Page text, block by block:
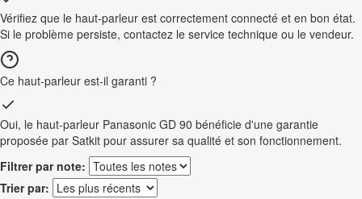
Vérifiez que le haut-parleur est correctement connecté et en bon état.
Si le problème persiste, contactez le service technique ou le vendeur.
Ce haut-parleur est-il garanti ?
Oui, le haut-parleur Panasonic GD 90 bénéficie d'une garantie
proposée par Satkit pour assurer sa qualité et son fonctionnement.
Filtrer par note:
Trier par: